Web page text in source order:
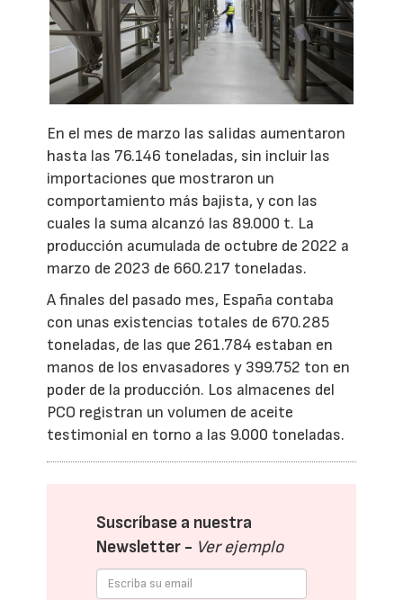
En el mes de marzo las salidas aumentaron
hasta las 76.146 toneladas, sin incluir las
importaciones que mostraron un
comportamiento más bajista, y con las
cuales la suma alcanzó las 89.000 t. La
producción acumulada de octubre de 2022 a
marzo de 2023 de 660.217 toneladas.
A finales del pasado mes, España contaba
con unas existencias totales de 670.285
toneladas, de las que 261.784 estaban en
manos de los envasadores y 399.752 ton en
poder de la producción. Los almacenes del
PCO registran un volumen de aceite
testimonial en torno a las 9.000 toneladas.
Suscríbase a nuestra
Newsletter - Ver ejemplo